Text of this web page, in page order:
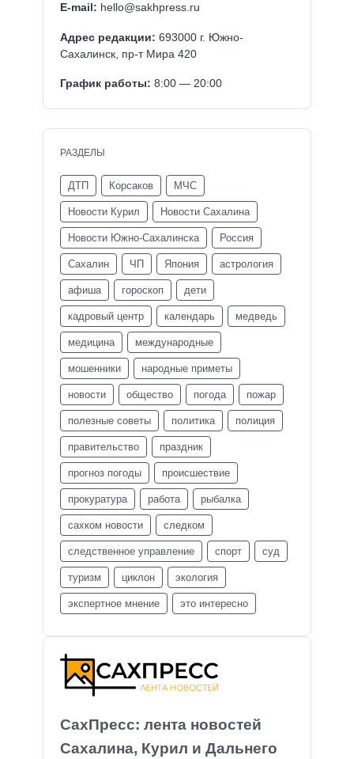
СахПресс: лента новостей
Сахалина, Курил и Дальнего
E-mail: hello@sakhpress.ru
Адрес редакции: 693000 г. Южно-
Сахалинск, пр-т Мира 420
График работы: 8:00 — 20:00
РАЗДЕЛЫ
ДТП Корсаков МЧС
Новости Курил Новости Сахалина
Новости Южно-Сахалинска Россия
Сахалин ЧП Япония астрология
афиша гороскоп дети
кадровый центр календарь медведь
медицина международные
мошенники народные приметы
новости общество погода пожар
полезные советы политика полиция
правительство праздник
прогноз погоды происшествие
прокуратура работа рыбалка
сахком новости следком
следственное управление спорт суд
туризм циклон экология
экспертное мнение это интересно